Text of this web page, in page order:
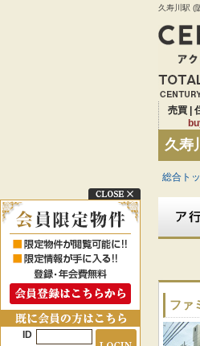
久寿川駅 (
売買 |
久寿
総合ト
ファ
ID